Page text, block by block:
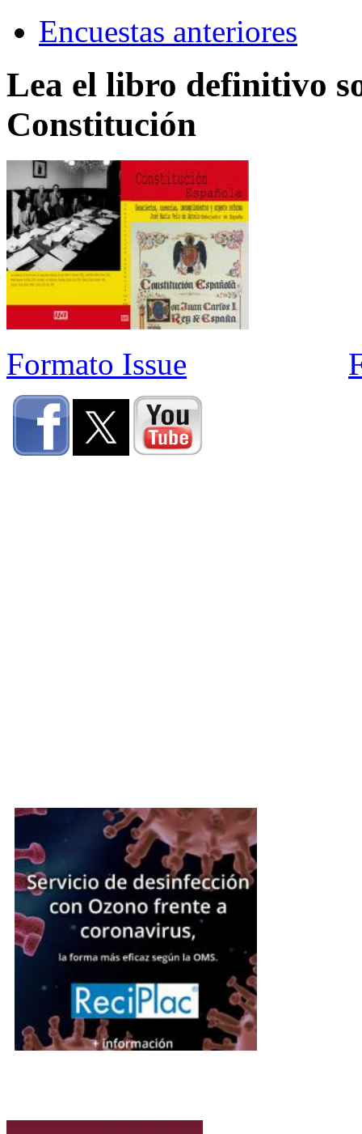
Encuestas anteriores
Lea el libro definitivo
Constitución
Formato Issue